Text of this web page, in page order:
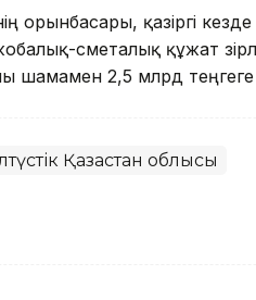
орынбасары, қазіргі
сметалық құжат
шамамен 2,5 млрд теңгеге
Қазақстан облысы